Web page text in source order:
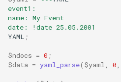
event1:
name: My Event
date: !date 25.05.2001
YAML ;
$ndocs = 0 ;
$data = yaml_parse( $yaml, 0,